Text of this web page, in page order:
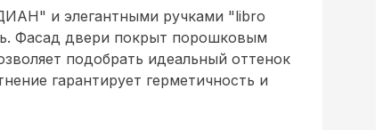
и элегантными ручками "libro
Фасад двери покрыт порошковым
подобрать идеальный оттенок
гарантирует герметичность и